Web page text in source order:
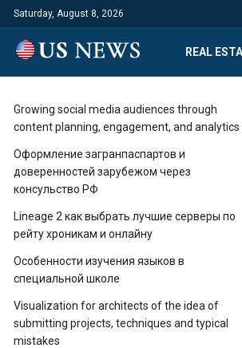
Saturday, August 8, 2026
REAL
Growing social media audiences through
content planning, engagement, and analytics
Оформление загранпаспартов и
доверенностей зарубежом через
консульство РФ
Lineage 2 как выбрать лучшие серверы по
рейту хроникам и онлайну
Особенности изучения языков в
специальной школе
Visualization for architects of the idea of ​​
submitting projects, techniques and typical
mistakes